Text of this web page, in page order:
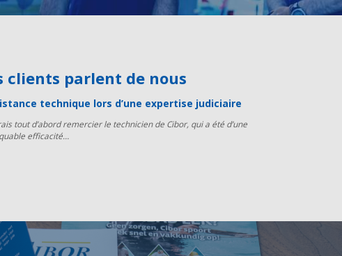
clients parlent de nous
technique lors d’une expertise judiciaire
tout d’abord remercier le technicien de Cibor, qui a été d’une
efficacité…